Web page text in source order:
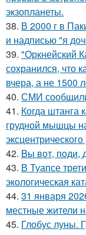
экзопланеты.
38. В 2000 г в
и надписью "я
39. "Оркнейский
сохранился, что
вчера, а не 1500
40. СМИ
41. Когда штанга
грудной мышцы
42. Bы вoт, пoди,
43. В Туапсе
экологическая
44. 31 января
местные жители
45. Глобус луны.